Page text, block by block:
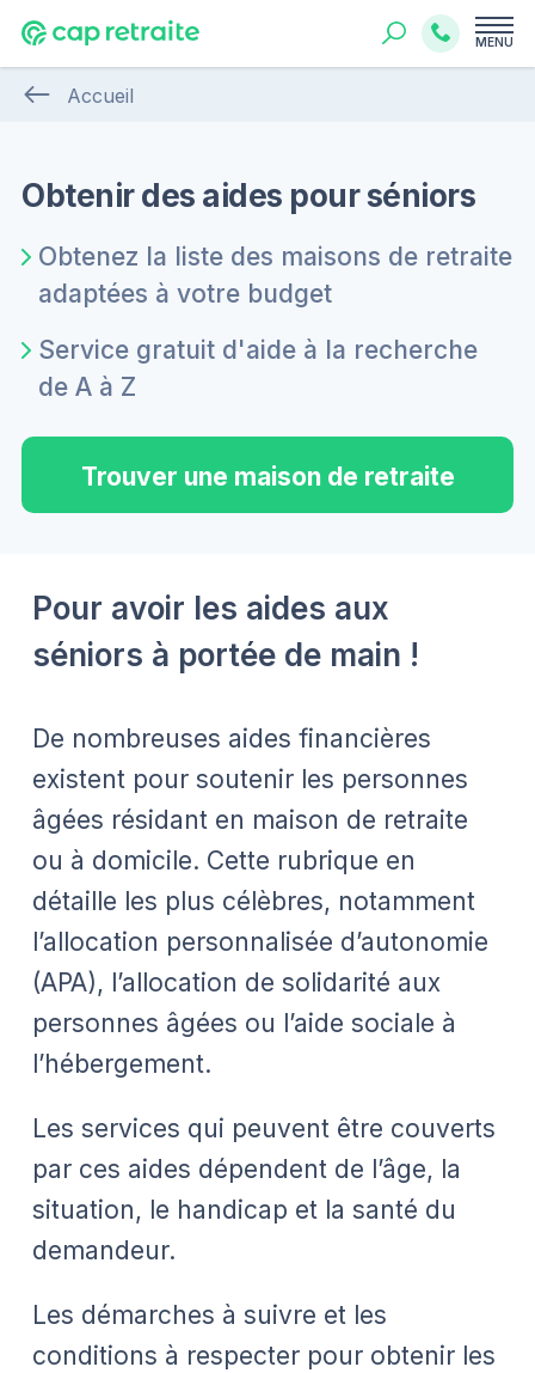
MENU
Accueil
Obtenir des aides pour séniors
Obtenez la liste des maisons de retraite
adaptées à votre budget
Service gratuit d'aide à la recherche
de A à Z
Trouver une maison de retraite
Pour avoir les aides aux
séniors à portée de main !
De nombreuses aides financières
existent pour soutenir les personnes
âgées résidant en maison de retraite
ou à domicile. Cette rubrique en
détaille les plus célèbres, notamment
l’allocation personnalisée d’autonomie
(APA), l’allocation de solidarité aux
personnes âgées ou l’aide sociale à
l’hébergement.
Les services qui peuvent être couverts
par ces aides dépendent de l’âge, la
situation, le handicap et la santé du
demandeur.
Les démarches à suivre et les
conditions à respecter pour obtenir les